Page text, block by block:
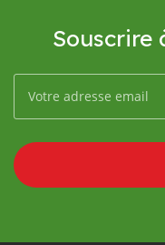
Souscrire